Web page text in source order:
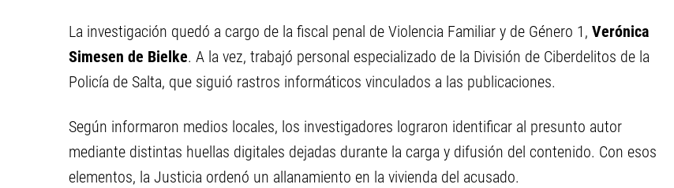
La investigación quedó a cargo de la fiscal penal de Violencia Familiar y de Género 1, Verónica
Simesen de Bielke. A la vez, trabajó personal especializado de la División de Ciberdelitos de la
Policía de Salta, que siguió rastros informáticos vinculados a las publicaciones.
Según informaron medios locales, los investigadores lograron identificar al presunto autor
mediante distintas huellas digitales dejadas durante la carga y difusión del contenido. Con esos
elementos, la Justicia ordenó un allanamiento en la vivienda del acusado.